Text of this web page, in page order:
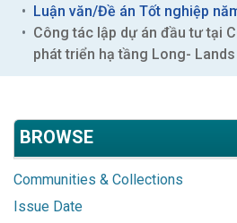
Luận văn/Đề án Tốt nghiệp
Công tác lập dự án đầu tư tại
phát triển hạ tầng Long- Lands
BROWSE
Communities & Collections
Issue Date